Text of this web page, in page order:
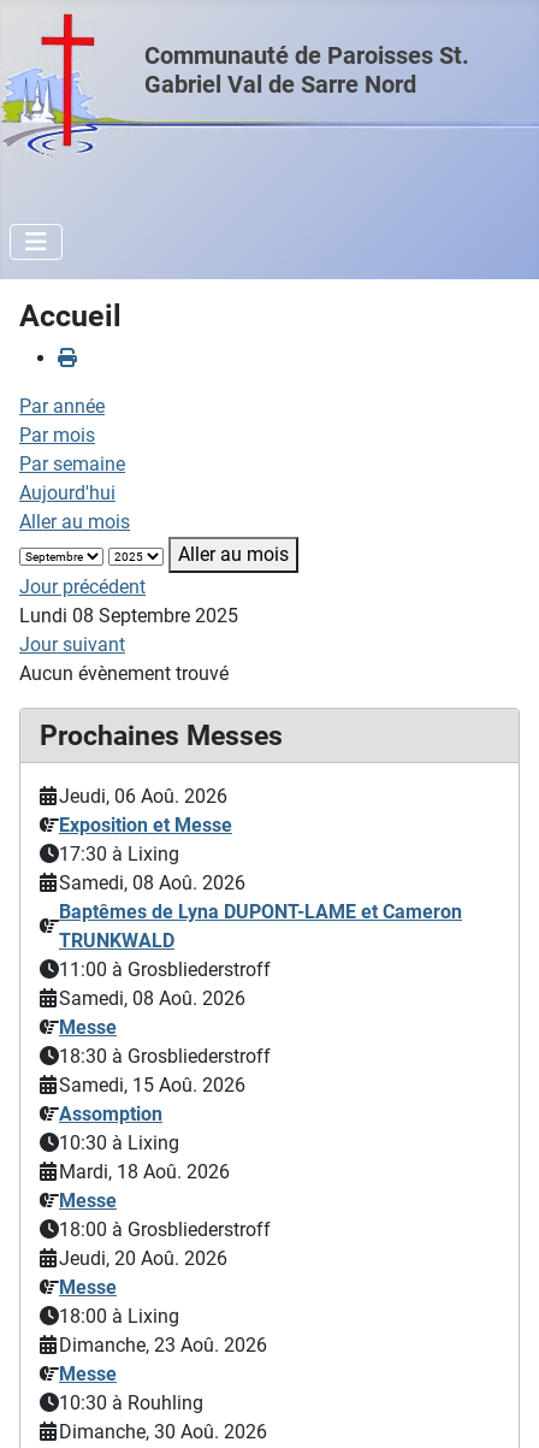
Communauté de Paroisses St.
Gabriel Val de Sarre Nord
Accueil
Par année
Par mois
Par semaine
Aujourd'hui
Aller au mois
Aller au mois
Jour précédent
Lundi 08 Septembre 2025
Jour suivant
Aucun évènement trouvé
Prochaines Messes
Jeudi, 06 Aoû. 2026
Exposition et Messe
17:30 à Lixing
Samedi, 08 Aoû. 2026
Baptêmes de Lyna DUPONT-LAME et Cameron
TRUNKWALD
11:00 à Grosbliederstroff
Samedi, 08 Aoû. 2026
Messe
18:30 à Grosbliederstroff
Samedi, 15 Aoû. 2026
Assomption
10:30 à Lixing
Mardi, 18 Aoû. 2026
Messe
18:00 à Grosbliederstroff
Jeudi, 20 Aoû. 2026
Messe
18:00 à Lixing
Dimanche, 23 Aoû. 2026
Messe
10:30 à Rouhling
Dimanche, 30 Aoû. 2026